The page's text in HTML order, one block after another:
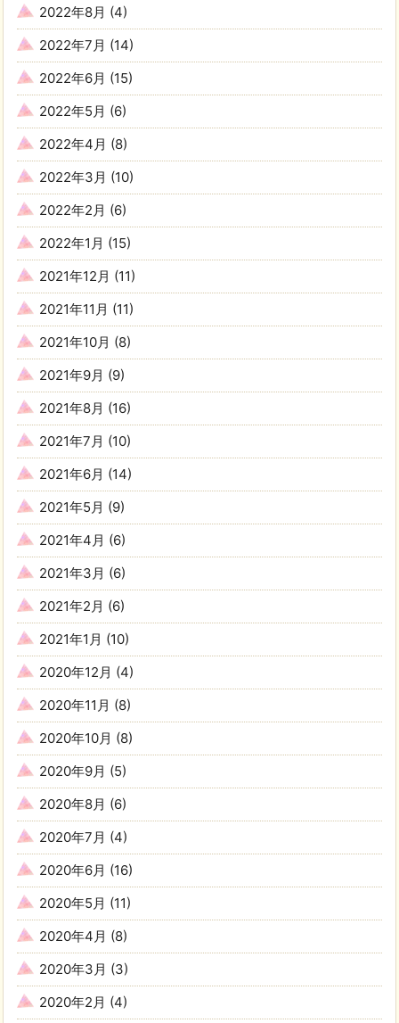
2022年8月 (4)
2022年7月 (14)
2022年6月 (15)
2022年5月 (6)
2022年4月 (8)
2022年3月 (10)
2022年2月 (6)
2022年1月 (15)
2021年12月 (11)
2021年11月 (11)
2021年10月 (8)
2021年9月 (9)
2021年8月 (16)
2021年7月 (10)
2021年6月 (14)
2021年5月 (9)
2021年4月 (6)
2021年3月 (6)
2021年2月 (6)
2021年1月 (10)
2020年12月 (4)
2020年11月 (8)
2020年10月 (8)
2020年9月 (5)
2020年8月 (6)
2020年7月 (4)
2020年6月 (16)
2020年5月 (11)
2020年4月 (8)
2020年3月 (3)
2020年2月 (4)